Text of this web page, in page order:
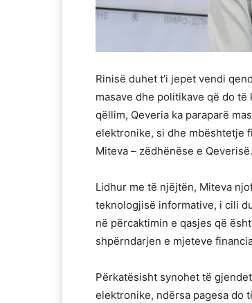
Rinisë duhet t’i jepet vendi
masave dhe politikave që do
qëllim, Qeveria ka paraparë
elektronike, si dhe mbështetje
Miteva – zëdhënëse e Qeverisë.
Lidhur me të njëjtën, Miteva
teknologjisë informative, i cili
në përcaktimin e qasjes që
shpërndarjen e mjeteve
Përkatësisht synohet të
elektronike, ndërsa pagesa do